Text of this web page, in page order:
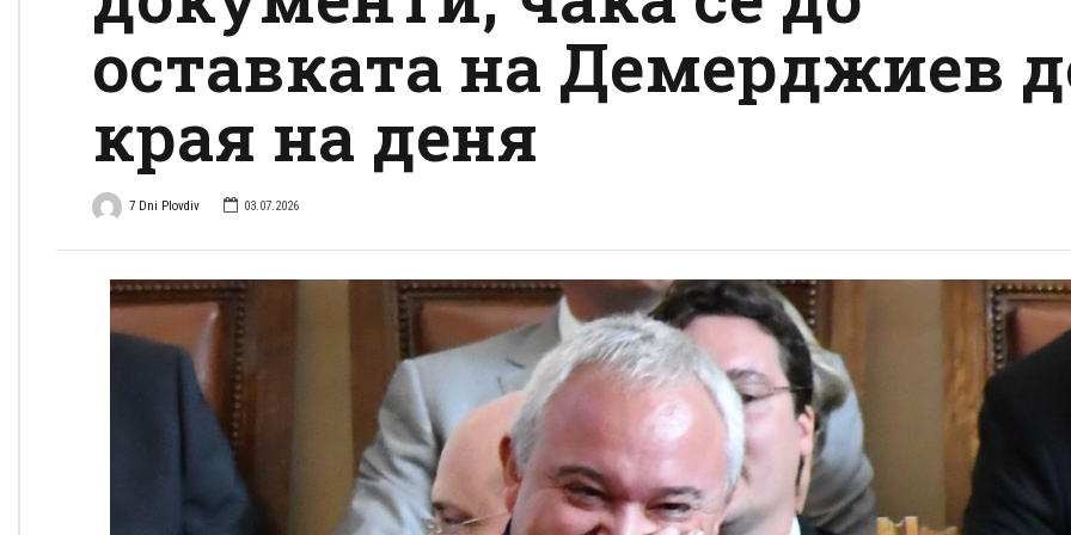
оставката на Демерджиев
края на деня
7 Dni Plovdiv 03.07.2026